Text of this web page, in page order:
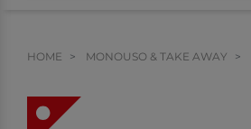
HOME MONOUSO & TAKE AWAY